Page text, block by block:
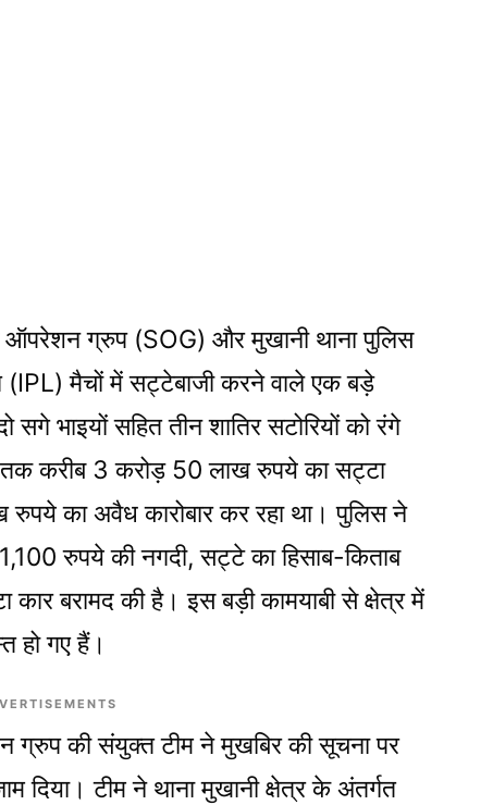
ग्रुप (SOG) और मुखानी थाना पुलिस
(IPL) मैचों में सट्टेबाजी करने वाले एक बड़े
सगे भाइयों सहित तीन शातिर सटोरियों को रंगे
तक करीब 3 करोड़ 50 लाख रुपये का सट्टा
का अवैध कारोबार कर रहा था। पुलिस ने
रुपये की नगदी, सट्टे का हिसाब-किताब
बरामद की है। इस बड़ी कामयाबी से क्षेत्र में
हो गए हैं।
ग्रुप की संयुक्त टीम ने मुखबिर की सूचना पर
दिया। टीम ने थाना मुखानी क्षेत्र के अंतर्गत